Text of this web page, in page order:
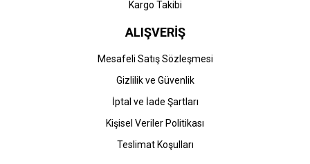
STOK BİLGİSİNİ SORUNUZ
Epson WorkForce AL-
STOK BİLGİSİNİ SORUNUZ
Epson
Epson WorkForce AL-
M310DTN Yazıcı
0,00 TL
Kargo Takibi
ALIŞVERİŞ
Mesafeli Satış Sözleşmesi
Gizlilik ve Güvenlik
İptal ve İade Şartları
Kişisel Veriler Politikası
Teslimat Koşulları